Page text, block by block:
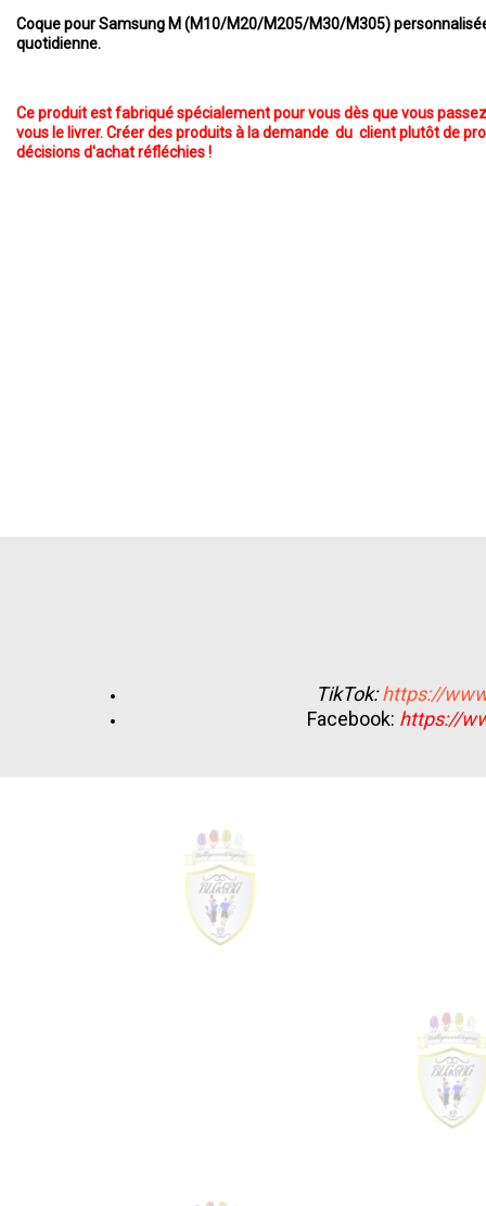
Coque pour Samsung M (M10/M20/M205/M30/M305)
quotidienne.
Ce produit est fabriqué spécialement pour vous dès que vous
vous le livrer. Créer des produits à la demande du client plutôt de
décisions d'achat réfléchies !
TikTok:https://
Facebook: https://